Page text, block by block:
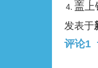
盖上
发表于
评论1